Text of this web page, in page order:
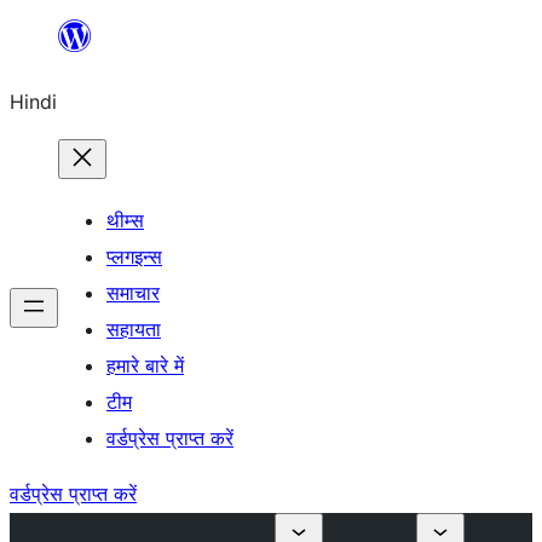
सामग्री
जाएं
Hindi
थीम्स
प्लगइन्स
समाचार
सहायता
हमारे बारे में
टीम
वर्डप्रेस प्राप्त करें
वर्डप्रेस प्राप्त करें